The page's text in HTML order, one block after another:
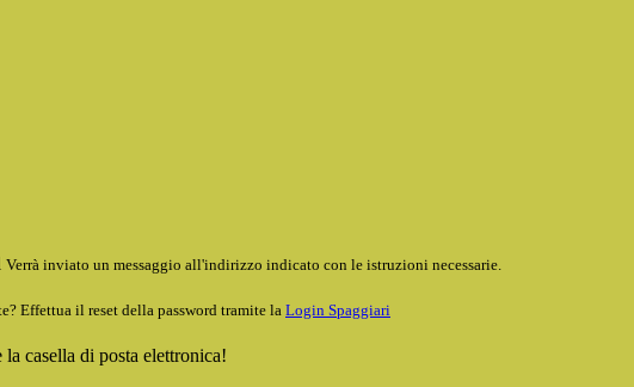
Verrà inviato un messaggio all'indirizzo indicato con le istruzioni necessarie.
Effettua il reset della password tramite la Login Spaggiari
casella di posta elettronica!